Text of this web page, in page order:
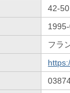
42-50
フラ